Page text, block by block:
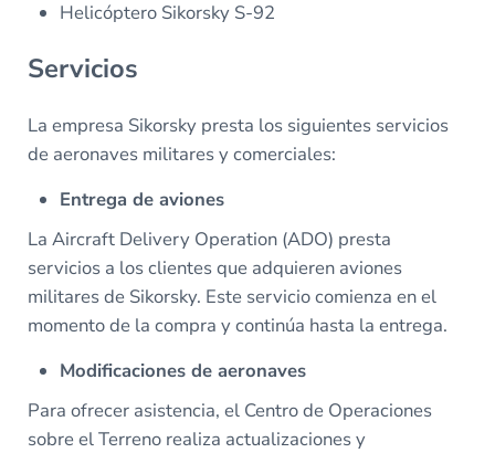
Helicóptero Sikorsky S-92
Servicios
La empresa Sikorsky presta los siguientes servicios
de aeronaves militares y comerciales:
Entrega de aviones
La Aircraft Delivery Operation (ADO) presta
servicios a los clientes que adquieren aviones
militares de Sikorsky. Este servicio comienza en el
momento de la compra y continúa hasta la entrega.
Modificaciones de aeronaves
Para ofrecer asistencia, el Centro de Operaciones
sobre el Terreno realiza actualizaciones y